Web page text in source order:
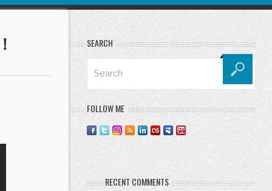
SEARCH
FOLLOW ME
RECENT COMMENTS